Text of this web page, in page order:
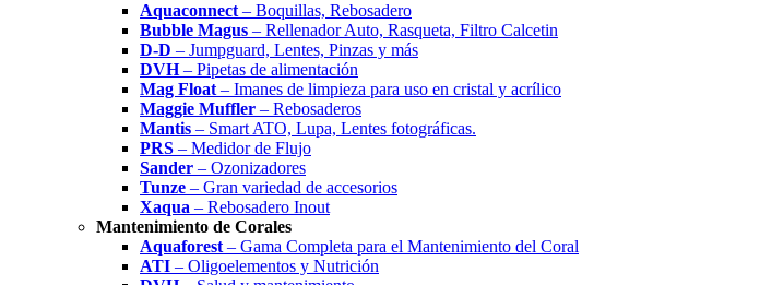
Aquaconnect – Boquillas, Rebosadero
Bubble Magus – Rellenador Auto, Rasqueta, Filtro Calcetin
D-D – Jumpguard, Lentes, Pinzas y más
DVH– Pipetas de alimentación
Mag Float – Imanes de limpieza para uso en cristal y acrílico
Maggie Muffler – Rebosaderos
Mantis – Smart ATO, Lupa, Lentes fotográficas.
PRS – Medidor de Flujo
Sander – Ozonizadores
Tunze – Gran variedad de accesorios
Xaqua – Rebosadero Inout
Mantenimiento de Corales
Aquaforest – Gama Completa para el Mantenimiento del Coral
ATI – Oligoelementos y Nutrición